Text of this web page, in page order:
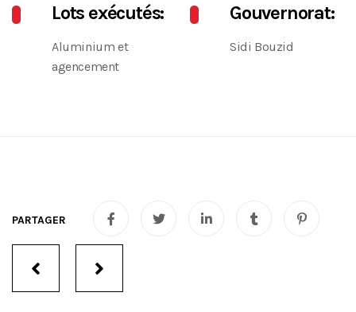
Lots exécutés:
Aluminium et
agencement
Gouvernorat:
Sidi Bouzid
Portfolio
navigation